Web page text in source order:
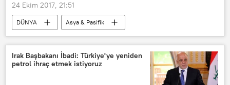
24 Ekim 2017, 21:51
DÜNYA
Asya & Pasifik
Haberler
Kuzey Kore krizi
Kuzey Kore
Güney Kore
Harvard Üniversitesi
Irak Başbakanı İbadi: Türkiye'ye yeniden
petrol ihraç etmek istiyoruz